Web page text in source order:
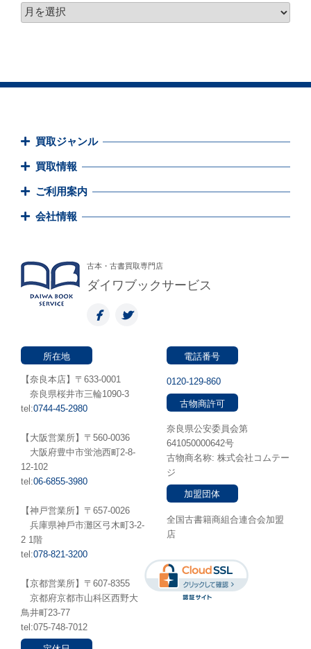
買取ジャンル
買取情報
ご利用案内
会社情報
古本・古書買取専門店
ダイワブックサービス
所在地
【奈良本店】〒633-0001
奈良県桜井市三輪1090-3
tel:0744-45-2980
【大阪営業所】〒560-0036
⼤阪府豊中市蛍池⻄町2-8-
12-102
tel:06-6855-3980
【神戸営業所】〒657-0026
兵庫県神⼾市灘区弓木町3-2-
2 1階
tel:078-821-3200
【京都営業所】〒607-8355
京都府京都市山科区西野大
鳥井町23-77
tel:075-748-7012
電話番号
0120-129-860
古物商許可
奈良県公安委員会第
641050000642号
古物商名称: 株式会社コムテー
ジ
加盟団体
全国古書籍商組合連合会加盟
店